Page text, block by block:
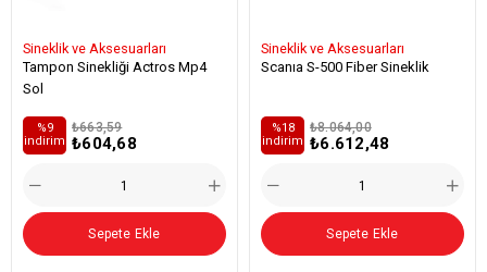
Sineklik ve Aksesuarları
Tampon Sinekliği Actros Mp4
Sol
₺604,68
₺663,59
%9
i̇ndirim
Sepete Ekle
Sineklik ve Aksesuarları
Scanıa S-500 Fiber Sineklik
₺6.612,48
₺8.064,00
%18
i̇ndirim
Sepete Ekle